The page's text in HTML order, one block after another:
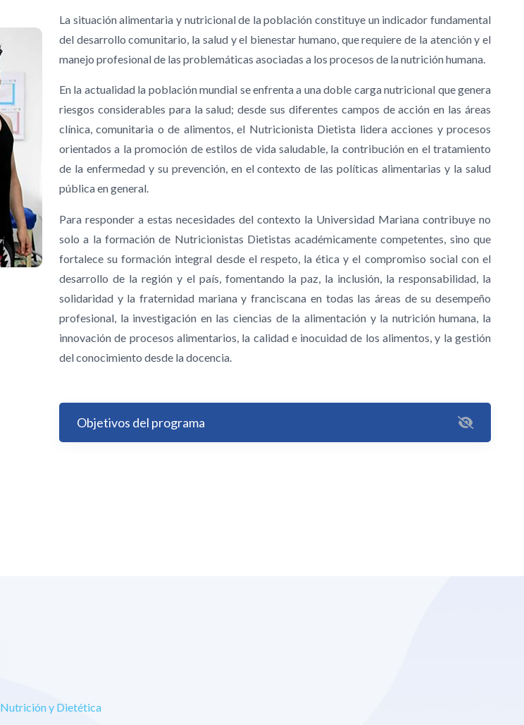
La situación alimentaria y nutricional de la población constituye un indicador fundamental
del desarrollo comunitario, la salud y el bienestar humano, que requiere de la atención y el
manejo profesional de las problemáticas asociadas a los procesos de la nutrición humana.
En la actualidad la población mundial se enfrenta a una doble carga nutricional que genera
riesgos considerables para la salud; desde sus diferentes campos de acción en las áreas
clínica, comunitaria o de alimentos, el Nutricionista Dietista lidera acciones y procesos
orientados a la promoción de estilos de vida saludable, la contribución en el tratamiento
de la enfermedad y su prevención, en el contexto de las políticas alimentarias y la salud
pública en general.
Para responder a estas necesidades del contexto la Universidad Mariana contribuye no
solo a la formación de Nutricionistas Dietistas académicamente competentes, sino que
fortalece su formación integral desde el respeto, la ética y el compromiso social con el
desarrollo de la región y el país, fomentando la paz, la inclusión, la responsabilidad, la
solidaridad y la fraternidad mariana y franciscana en todas las áreas de su desempeño
profesional, la investigación en las ciencias de la alimentación y la nutrición humana, la
innovación de procesos alimentarios, la calidad e inocuidad de los alimentos, y la gestión
del conocimiento desde la docencia.
Objetivos del programa
Nutrición y Dietética